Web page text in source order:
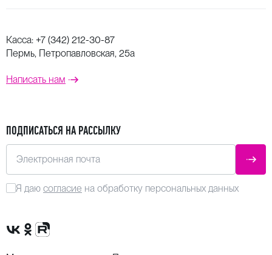
Касса: +7 (342) 212-30-87
Пермь, Петропавловская, 25а
Написать нам
ПОДПИСАТЬСЯ НА РАССЫЛКУ
Электронная почта
Я даю согласие на обработку персональных данных
Сообщество VK
Группа в одноклассниках
Канал Rutube